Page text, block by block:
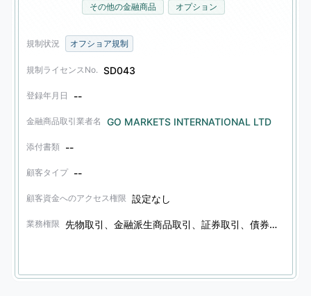
その他の金融商品
オプション
規制状況 オフショア規制
規制ライセンスNo. SD043
登録年月日 --
金融商品取引業者名 GO MARKETS INTERNATIONAL LTD
添付書類 --
顧客タイプ --
顧客資金へのアクセス権限 設定なし
業務権限 先物取引、金融派生商品取引、証券取引、債券取引、その他の金融商品取引、オプション取引